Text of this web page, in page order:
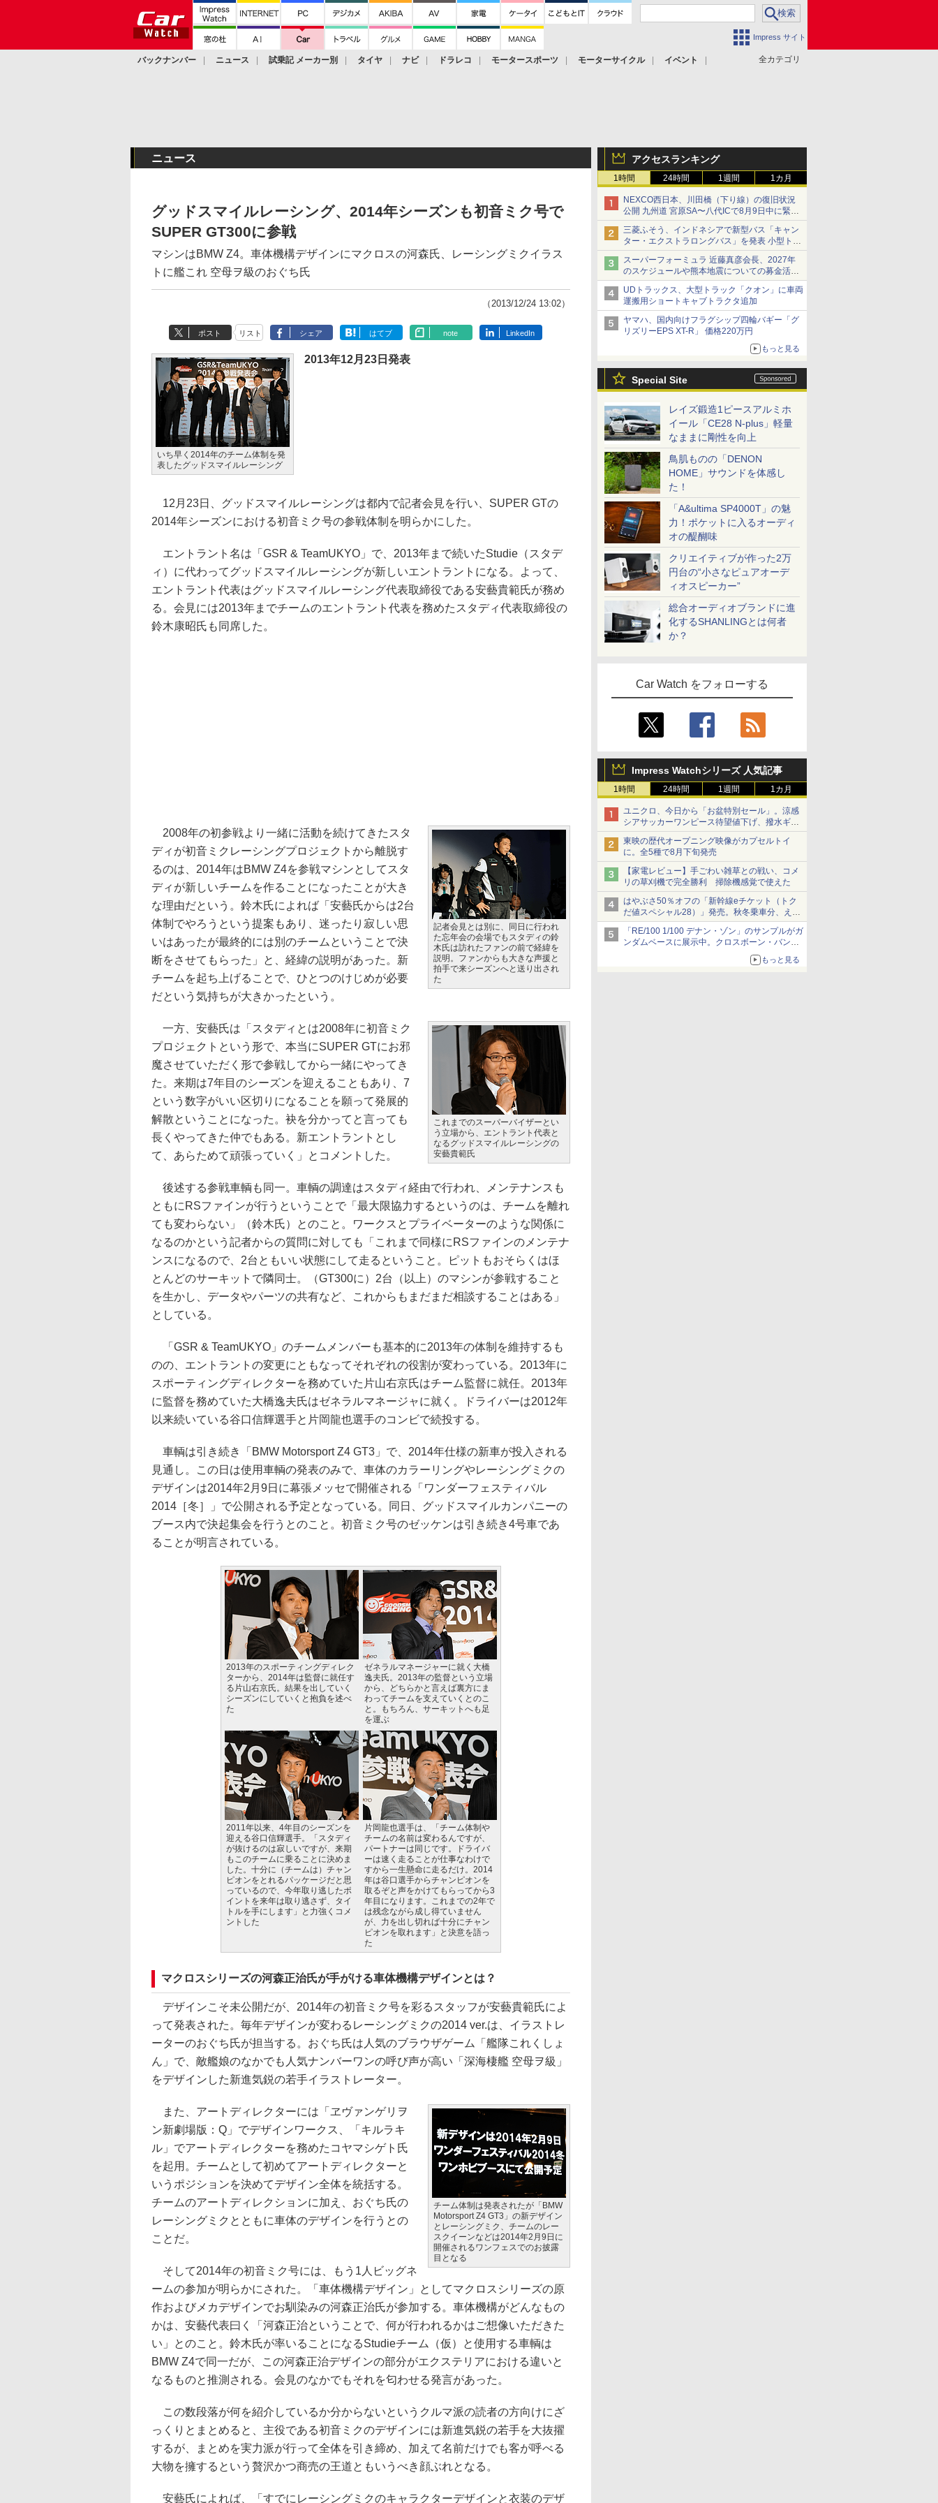
Impress サイト
全カテゴリ
バックナンバー ニュース 試乗記 メーカー別 タイヤ ナビ ドラレコ モータースポーツ モーターサイクル
イベント
アクセスランキング
1時間 24時間 1週間 1カ月
NEXCO西日本、川田橋（下り線）の復旧状況
公開 九州道 宮原SA〜八代ICで8月9日中に緊急
車両を通行可能に
三菱ふそう、インドネシアで新型バス「キャン
ター・エクストラロングバス」を発表 小型トラ
ックベースの観光・旅客輸送向けバス
スーパーフォーミュラ 近藤真彦会長、2027年
のスケジュールや熊本地震についての募金活動
を紹介
UDトラックス、大型トラック「クオン」に車両
運搬用ショートキャブトラクタ追加
ヤマハ、国内向けフラグシップ四輪バギー「グ
リズリーEPS XT-R」 価格220万円
もっと見る
Special Site
レイズ鍛造1ピースアルミホ
イール「CE28 N-plus」軽量
なままに剛性を向上
鳥肌ものの「DENON
HOME」サウンドを体感し
た！
「A&ultima SP4000T」の魅
力！ポケットに入るオーディ
オの醍醐味
クリエイティブが作った2万
円台の“小さなピュアオーデ
ィオスピーカー”
総合オーディオブランドに進
化するSHANLINGとは何者
か？
Car Watch をフォローする
Impress Watchシリーズ 人気記事
1時間 24時間 1週間 1カ月
ユニクロ、今日から「お盆特別セール」。涼感
シアサッカーワンピース待望値下げ、撥水ギア
ショーツは1990円に
東映の歴代オープニング映像がカプセルトイ
に。全5種で8月下旬発売
【家電レビュー】手ごわい雑草との戦い、コメ
リの草刈機で完全勝利 掃除機感覚で使えた
はやぶさ50％オフの「新幹線eチケット（トク
だ値スペシャル28）」発売。秋冬乗車分、えき
ねっと限定
「RE/100 1/100 デナン・ゾン」のサンプルがガ
ンダムベースに展示中。クロスボーン・バンガ
ードの制式量産機が間もなく発送【ガンダムベ
もっと見る
ニュース
グッドスマイルレーシング、2014年シーズンも初音ミク号で
SUPER GT300に参戦
マシンはBMW Z4。車体機構デザインにマクロスの河森氏、レーシングミクイラス
トに艦これ 空母ヲ級のおぐち氏
（2013/12/24 13:02）
ポスト リスト シェア はてブ note LinkedIn
いち早く2014年のチーム体制を発
表したグッドスマイルレーシング
2013年12月23日発表
12月23日、グッドスマイルレーシングは都内で記者会見を行い、SUPER GTの
2014年シーズンにおける初音ミク号の参戦体制を明らかにした。
エントラント名は「GSR & TeamUKYO」で、2013年まで続いたStudie（スタデ
ィ）に代わってグッドスマイルレーシングが新しいエントラントになる。よって、
エントラント代表はグッドスマイルレーシング代表取締役である安藝貴範氏が務め
る。会見には2013年までチームのエントラント代表を務めたスタディ代表取締役の
鈴木康昭氏も同席した。
記者会見とは別に、同日に行われ
た忘年会の会場でもスタディの鈴
木氏は訪れたファンの前で経緯を
説明。ファンからも大きな声援と
拍手で来シーズンへと送り出され
た
2008年の初参戦より一緒に活動を続けてきたスタ
ディが初音ミクレーシングプロジェクトから離脱す
るのは、2014年はBMW Z4を参戦マシンとしてスタ
ディが新しいチームを作ることになったことが大き
な理由だという。鈴木氏によれば「安藝氏からは2台
体制でやろうという提案もあり、迷ったり寂しい思
いはあったが最終的には別のチームということで決
断をさせてもらった」と、経緯の説明があった。新
チームを起ち上げることで、ひとつのけじめが必要
だという気持ちが大きかったという。
これまでのスーパーバイザーとい
う立場から、エントラント代表と
なるグッドスマイルレーシングの
安藝貴範氏
一方、安藝氏は「スタディとは2008年に初音ミク
プロジェクトという形で、本当にSUPER GTにお邪
魔させていただく形で参戦してから一緒にやってき
た。来期は7年目のシーズンを迎えることもあり、7
という数字がいい区切りになることを願って発展的
解散ということになった。袂を分かってと言っても
長くやってきた仲でもある。新エントラントとし
て、あらためて頑張っていく」とコメントした。
後述する参戦車輌も同一。車輌の調達はスタディ経由で行われ、メンテナンスも
ともにRSファインが行うということで「最大限協力するというのは、チームを離れ
ても変わらない」（鈴木氏）とのこと。ワークスとプライベーターのような関係に
なるのかという記者からの質問に対しても「これまで同様にRSファインのメンテナ
ンスになるので、2台ともいい状態にして走るということ。ピットもおそらくはほ
とんどのサーキットで隣同士。（GT300に）2台（以上）のマシンが参戦すること
を生かし、データやパーツの共有など、これからもまだまだ相談することはある」
としている。
「GSR & TeamUKYO」のチームメンバーも基本的に2013年の体制を維持するも
のの、エントラントの変更にともなってそれぞれの役割が変わっている。2013年に
スポーティングディレクターを務めていた片山右京氏はチーム監督に就任。2013年
に監督を務めていた大橋逸夫氏はゼネラルマネージャに就く。ドライバーは2012年
以来続いている谷口信輝選手と片岡龍也選手のコンビで続投する。
車輌は引き続き「BMW Motorsport Z4 GT3」で、2014年仕様の新車が投入される
見通し。この日は使用車輌の発表のみで、車体のカラーリングやレーシングミクの
デザインは2014年2月9日に幕張メッセで開催される「ワンダーフェスティバル
2014［冬］」で公開される予定となっている。同日、グッドスマイルカンパニーの
ブース内で決起集会を行うとのこと。初音ミク号のゼッケンは引き続き4号車であ
ることが明言されている。
2013年のスポーティングディレク
ターから、2014年は監督に就任す
る片山右京氏。結果を出していく
シーズンにしていくと抱負を述べ
た
ゼネラルマネージャーに就く大橋
逸夫氏。2013年の監督という立場
から、どちらかと言えば裏方にま
わってチームを支えていくとのこ
と。もちろん、サーキットへも足
を運ぶ
2011年以来、4年目のシーズンを
迎える谷口信輝選手。「スタディ
が抜けるのは寂しいですが、来期
もこのチームに乗ることに決めま
した。十分に（チームは）チャン
ピオンをとれるパッケージだと思
っているので、今年取り逃したポ
イントを来年は取り逃さず、タイ
トルを手にします」と力強くコメ
ントした
片岡龍也選手は、「チーム体制や
チームの名前は変わるんですが、
パートナーは同じです。ドライバ
ーは速く走ることが仕事なわけで
すから一生懸命に走るだけ。2014
年は谷口選手からチャンピオンを
取るぞと声をかけてもらってから3
年目になります。これまでの2年で
は残念ながら成し得ていません
が、力を出し切れば十分にチャン
ピオンを取れます」と決意を語っ
た
マクロスシリーズの河森正治氏が手がける車体機構デザインとは？
デザインこそ未公開だが、2014年の初音ミク号を彩るスタッフが安藝貴範氏によ
って発表された。毎年デザインが変わるレーシングミクの2014 ver.は、イラストレ
ーターのおぐち氏が担当する。おぐち氏は人気のブラウザゲーム「艦隊これくしょ
ん」で、敵艦娘のなかでも人気ナンバーワンの呼び声が高い「深海棲艦 空母ヲ級」
をデザインした新進気鋭の若手イラストレーター。
チーム体制は発表されたが「BMW
Motorsport Z4 GT3」の新デザイン
とレーシングミク、チームのレー
スクイーンなどは2014年2月9日に
開催されるワンフェスでのお披露
目となる
また、アートディレクターには「ヱヴァンゲリヲ
ン新劇場版：Q」でデザインワークス、「キルラキ
ル」でアートディレクターを務めたコヤマシゲト氏
を起用。チームとして初めてアートディレクターと
いうポジションを決めてデザイン全体を統括する。
チームのアートディレクションに加え、おぐち氏の
レーシングミクとともに車体のデザインを行うとの
ことだ。
そして2014年の初音ミク号には、もう1人ビッグネ
ームの参加が明らかにされた。「車体機構デザイン」としてマクロスシリーズの原
作およびメカデザインでお馴染みの河森正治氏が参加する。車体機構がどんなもの
かは、安藝代表曰く「河森正治ということで、何が行われるかはご想像いただきた
い」とのこと。鈴木氏が率いることになるStudieチーム（仮）と使用する車輌は
BMW Z4で同一だが、この河森正治デザインの部分がエクステリアにおける違いと
なるものと推測される。会見のなかでもそれを匂わせる発言があった。
この数段落が何を紹介しているか分からないというクルマ派の読者の方向けにざ
っくりとまとめると、主役である初音ミクのデザインには新進気鋭の若手を大抜擢
するが、まとめを実力派が行って全体を引き締め、加えて名前だけでも客が呼べる
大物を擁するという贅沢かつ商売の王道ともいうべき顔ぶれとなる。
安藝氏によれば、「すでにレーシングミクのキャラクターデザインと衣装のデザ